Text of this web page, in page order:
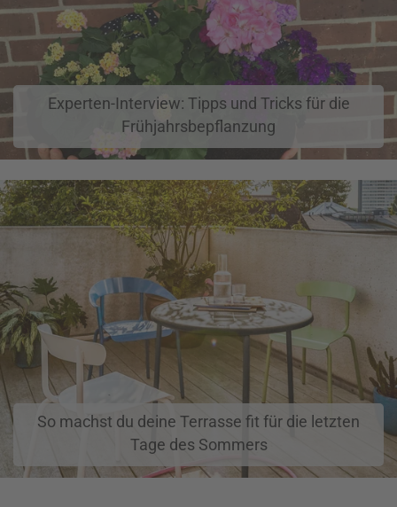
Experten-Interview: Tipps und Tricks für die
Frühjahrsbepflanzung
So machst du deine Terrasse fit für die letzten
Tage des Sommers